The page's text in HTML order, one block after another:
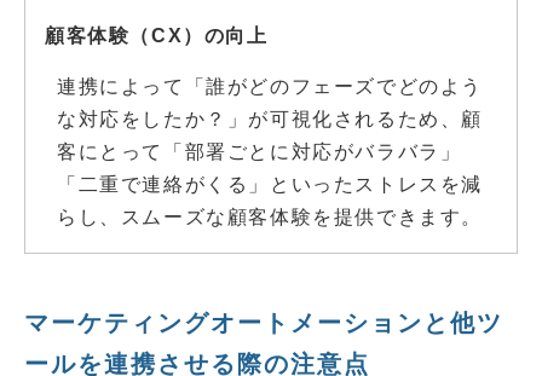
顧客体験（CX）の向上
連携によって「誰がどのフェーズでどのよう
な対応をしたか？」が可視化されるため、顧
客にとって「部署ごとに対応がバラバラ」
「二重で連絡がくる」といったストレスを減
らし、スムーズな顧客体験を提供できます。
マーケティングオートメーションと他ツ
ールを連携させる際の注意点